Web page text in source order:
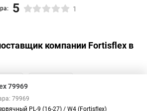
Хомут для стояка
трубы 50 Хомуты диаметром 16
Хомут кт Хомут b
5 1
компании Fortisflex в
79969
79969
PL-9 (16-27) / W4 (Fortisflex)